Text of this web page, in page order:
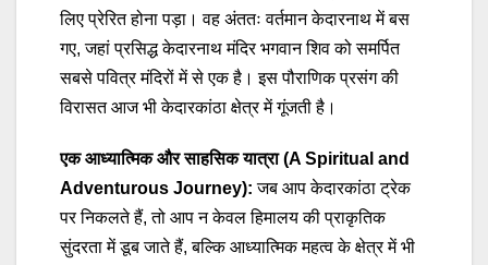
लिए प्रेरित होना पड़ा। वह अंततः वर्तमान केदारनाथ में बस
गए, जहां प्रसिद्ध केदारनाथ मंदिर भगवान शिव को समर्पित
सबसे पवित्र मंदिरों में से एक है। इस पौराणिक प्रसंग की
विरासत आज भी केदारकांठा क्षेत्र में गूंजती है।
एक आध्यात्मिक और साहसिक यात्रा (A Spiritual and
Adventurous Journey):जब आप केदारकांठा ट्रेक
पर निकलते हैं, तो आप न केवल हिमालय की प्राकृतिक
सुंदरता में डूब जाते हैं, बल्कि आध्यात्मिक महत्व के क्षेत्र में भी